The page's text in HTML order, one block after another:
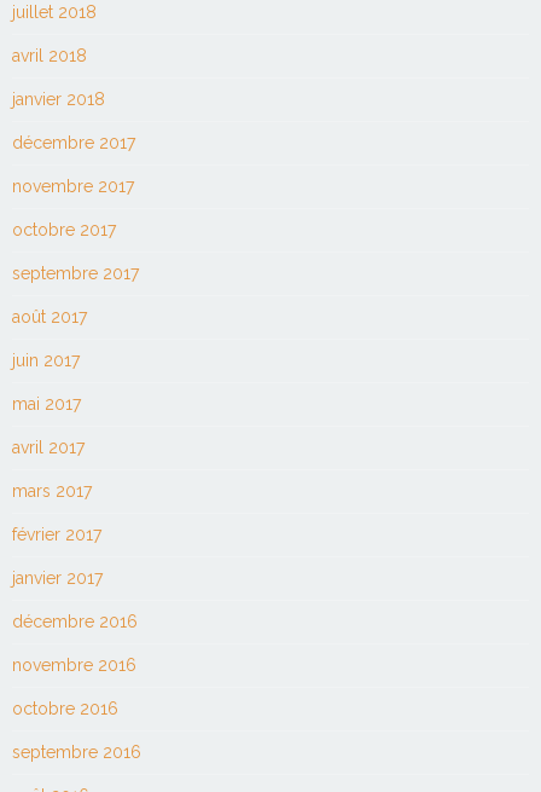
juillet 2018
avril 2018
janvier 2018
décembre 2017
novembre 2017
octobre 2017
septembre 2017
août 2017
juin 2017
mai 2017
avril 2017
mars 2017
février 2017
janvier 2017
décembre 2016
novembre 2016
octobre 2016
septembre 2016